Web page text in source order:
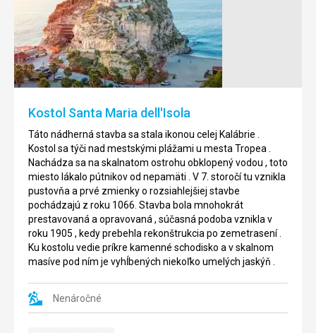
Kostol Santa Maria dell'Isola
Táto nádherná stavba sa stala ikonou celej Kalábrie .
Kostol sa týči nad mestskými plážami u mesta Tropea .
Nachádza sa na skalnatom ostrohu obklopený vodou , toto
miesto lákalo pútnikov od nepamäti . V 7. storočí tu vznikla
pustovňa a prvé zmienky o rozsiahlejšiej stavbe
pochádzajú z roku 1066. Stavba bola mnohokrát
prestavovaná a opravovaná , súčasná podoba vznikla v
roku 1905 , kedy prebehla rekonštrukcia po zemetrasení .
Ku kostolu vedie príkre kamenné schodisko a v skalnom
masíve pod ním je vyhĺbených niekoľko umelých jaskýň .
Nenáročné
Rotonda
Táto
pláž
je
považovaná
jednu
najkrajších
pobreží
najmä
vďaka
úchvatným
výhľadom
útes
San
Leonardo
Linguata
Je
to
jedna
z
najväčších
Tropea
oboch
stranách
ohraničená
skalami
chcete
odpočívať